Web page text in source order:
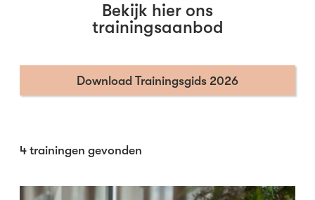
Bekijk hier ons
trainingsaanbod
Download Trainingsgids 2026
4 trainingen gevonden